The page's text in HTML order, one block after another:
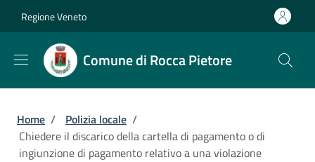
Regione Veneto
Comune di Rocca Pietore
Briciole di pane
Home / Polizia locale /
Chiedere il discarico della cartella di pagamento o di
ingiunzione di pagamento relativo a una violazione